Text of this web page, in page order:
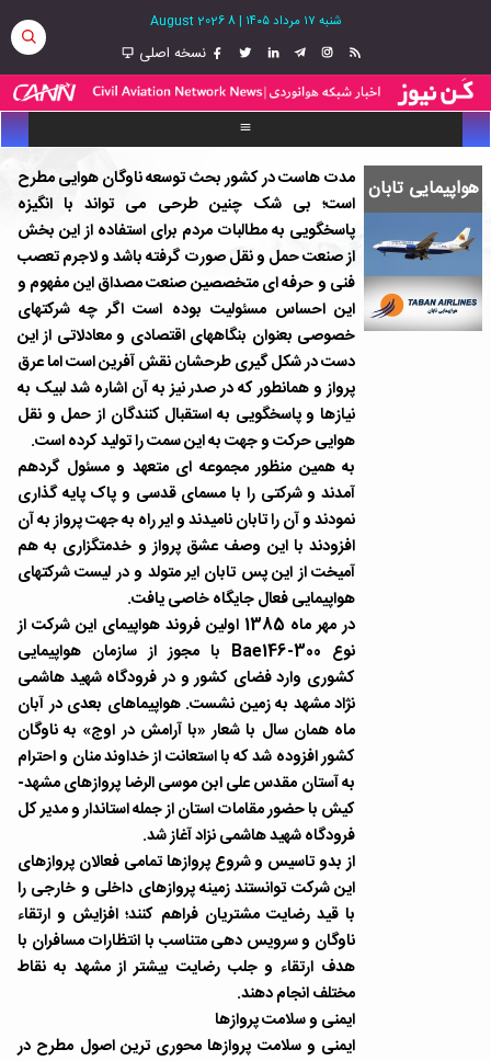
شنبه ۱۷ مرداد ۱۴۰۵ |
8 August 2026
نسخه اصلی
هواپیمایی تابان مدت هاست در کشور بحث توسعه ناوگان هوایی مطرح
است؛ بی شک چنین طرحی می تواند با انگیزه
پاسخگویی به مطالبات مردم برای استفاده از این بخش
از صنعت حمل و نقل صورت گرفته باشد و لاجرم تعصب
فنی و حرفه ای متخصصین صنعت مصداق این مفهوم و
این احساس مسئولیت بوده است اگر چه شرکتهای
خصوصی بعنوان بنگاههای اقتصادی و معادلاتی از این
دست در شکل گیری طرحشان نقش آفرین است اما عرق
پرواز و همانطور که در صدر نیز به آن اشاره شد لبیک به
نیازها و پاسخگویی به استقبال کنندگان از حمل و نقل
هوایی حرکت و جهت به این سمت را تولید کرده است.
به همین منظور مجموعه ای متعهد و مسئول گردهم
آمدند و شرکتی را با مسمای قدسی و پاک پایه گذاری
نمودند و آن را تابان نامیدند و ایر راه به جهت پرواز به آن
افزودند با این وصف عشق پرواز و خدمتگزاری به هم
آمیخت از این پس تابان ایر متولد و در لیست شرکتهای
هواپیمایی فعال جایگاه خاصی یافت.
در مهر ماه 1385 اولین فروند هواپیمای این شرکت از
نوع Bae146-300 با مجوز از سازمان هواپیمایی
کشوری وارد فضای کشور و در فرودگاه شهید هاشمی
نژاد مشهد به زمین نشست. هواپیماهای بعدی در آبان
ماه همان سال با شعار «با آرامش در اوج» به ناوگان
کشور افزوده شد که با استعانت از خداوند منان و احترام
به آستان مقدس علی ابن موسی الرضا پروازهای مشهد-
کیش با حضور مقامات استان از جمله استاندار و مدیر کل
فرودگاه شهید هاشمی نزاد آغاز شد.
از بدو تاسیس و شروع پروازها تمامی فعالان پروازهای
این شرکت توانستند زمینه پروازهای داخلی و خارجی را
با قید رضایت مشتریان فراهم کنند؛ افزایش و ارتقاء
ناوگان و سرویس دهی متناسب با انتظارات مسافران با
هدف ارتقاء و جلب رضایت بیشتر از مشهد به نقاط
مختلف انجام دهند.
ایمنی و سلامت پروازها
ایمنی و سلامت پروازها محوری ترین اصول مطرح در